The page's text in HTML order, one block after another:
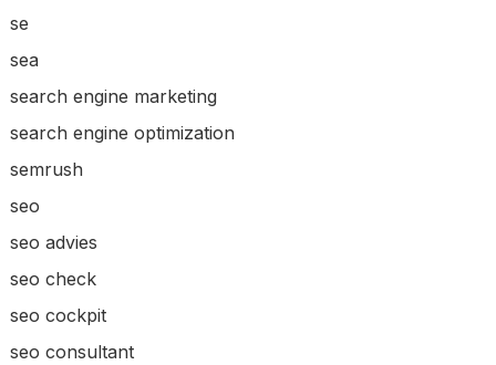
se
sea
search engine marketing
search engine optimization
semrush
seo
seo advies
seo check
seo cockpit
seo consultant